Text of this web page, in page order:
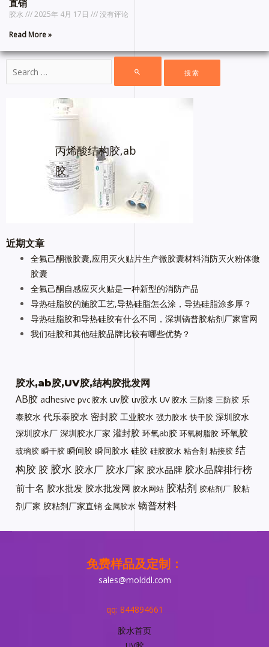
直销
胶水 2025年 4月 17日
没有评论
Read More »
丙烯酸结构胶,ab
胶
近期文章
全氟己酮微胶囊,应用灭火贴片生产微胶囊材料消防灭火粉体微
胶囊
全氟己酮自感应灭火贴是一种新型的消防产品
导热硅脂胶的施胶工艺,导热硅脂怎么涂，导热硅脂涂多厚？
导热硅脂胶和导热硅胶有什么不同，深圳镝普胶粘剂厂家官网
我们硅胶和其他硅胶品牌比较有哪些优势？
胶水,ab胶,UV胶,结构胶批发网
AB胶 adhesive pvc 胶水 uv胶 uv胶水 UV 胶水 三防漆 三防胶 乐
泰胶水 代乐泰胶水 密封胶 工业胶水 强力胶水 快干胶 深圳胶水
深圳胶水厂 深圳胶水厂家 灌封胶 环氧ab胶 环氧树脂胶 环氧胶
玻璃胶 瞬干胶 瞬间胶 瞬间胶水 硅胶 硅胶胶水 粘合剂 粘接胶 结
构胶 胶 胶水 胶水厂 胶水厂家 胶水品牌 胶水品牌排行榜
前十名 胶水批发 胶水批发网 胶水网站 胶粘剂 胶粘剂厂 胶粘
剂厂家 胶粘剂厂家直销 金属胶水 镝普材料
免费样品及定制：
sales@molddl.com
qq: 844894661
胶水首页